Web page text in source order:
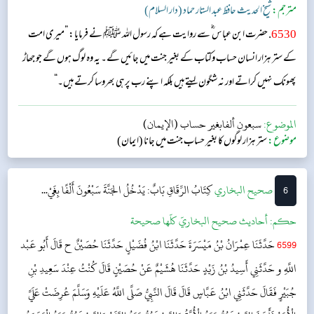
مترجم:شیخ الحدیث حافظ عبد الستار حماد (دار السلام)
6530. حضرت ابن عباس ؓ سے روایت ہے کہ رسول اللہ ﷺ نے فرمایا: ”میری امت
کے ستر ہزار انسان حساب وکتاب کے بغیر جنت میں جائیں گے۔ یہ وہ لوگ ہوں گے جو جھاڑ
پھونک نہیں کراتے اور نہ شگون لیتے ہیں بلکہ اپنے رب پرہی بھروسا کرتے ہیں۔“
الموضوع:سبعون ألفابغير حساب (الإيمان)
موضوع:ستر ہزار لوگوں کا بغیر حساب جنت میں جانا (ایمان)
6 ‌‌صحيح البخاريكِتَابُ الرِّقَاقِبَابٌ: يَدْخُلُ الجَنَّةَ سَبْعُونَ أَلْفًا بِغَيْ...
حکم:أحاديث صحيح البخاريّ كلّها صحيحة
6599حَدَّثَنَا عِمْرَانُ بْنُ مَيْسَرَةَ حَدَّثَنَا ابْنُ فُضَيْلٍ حَدَّثَنَا حُصَيْنٌ ح قَالَ أَبُو عَبْد
اللَّهِ و حَدَّثَنِي أَسِيدُ بْنُ زَيْدٍ حَدَّثَنَا هُشَيْمٌ عَنْ حُصَيْنٍ قَالَ كُنْتُ عِنْدَ سَعِيدِ بْنِ
جُبَيْرٍ فَقَالَ حَدَّثَنِي ابْنُ عَبَّاسٍ قَالَ قَالَ النَّبِيُّ صَلَّى اللَّهُ عَلَيْهِ وَسَلَّمَ عُرِضَتْ عَلَيَّ